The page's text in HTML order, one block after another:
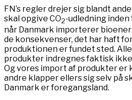
FN’s regler drejer sig blandt
skal opgive CO2-udledning
når Danmark importerer
de konsekvenser, det har haft
produktionen er fundet sted.
produkter indregnes faktisk
Og vores import af produkter er
andre klapper ellers sig selv på
Danmark er foregangsland.